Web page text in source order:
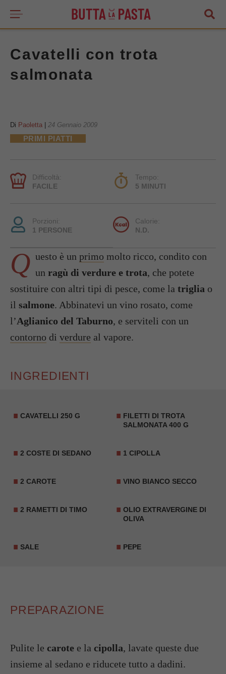
Cavatelli con trota
salmonata
Di Paoletta 24 Gennaio 2009
PRIMI PIATTI
Difficoltà:
FACILE
Tempo:
5 MINUTI
Porzioni:
1 PERSONE
Calorie:
N.D.
Q uesto è un primo molto ricco, condito con
un ragù di verdure e trota, che potete
sostituire con altri tipi di pesce, come la triglia o
il salmone. Abbinatevi un vino rosato, come
l’Aglianico del Taburno, e serviteli con un
contorno di verdure al vapore.
INGREDIENTI
CAVATELLI 250 G FILETTI DI TROTA
SALMONATA 400 G
2 COSTE DI SEDANO 1 CIPOLLA
2 CAROTE VINO BIANCO SECCO
2 RAMETTI DI TIMO
OLIO EXTRAVERGINE DI
OLIVA
SALE PEPE
PREPARAZIONE
Pulite le carote e la cipolla, lavate queste due
insieme al sedano e riducete tutto a dadini.